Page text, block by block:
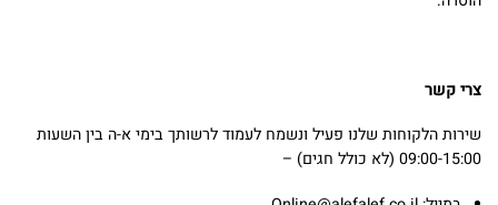
צרי קשר
שירות הלקוחות שלנו פעיל ונשמח לעמוד לרשותך בימי א-ה בין השעות
09:00-15:00 (לא כולל חגים) –